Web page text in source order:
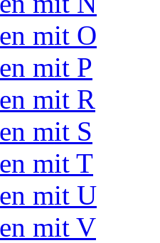
mit O
mit P
mit R
mit S
mit T
mit U
mit V